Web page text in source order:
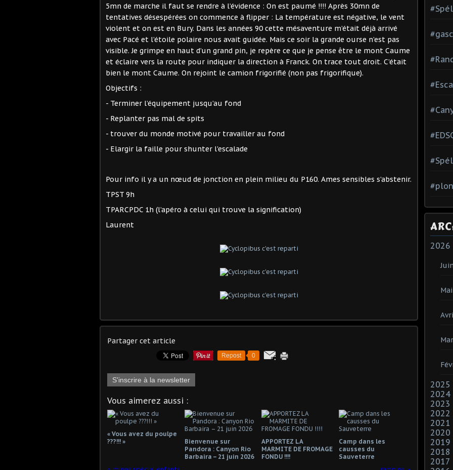
5mn de marche il faut se rendre à l’évidence : On est paumé !!!! Après 30mn de
tentatives désespérées on commence à flipper : La température est négative, le vent
violent et on est en Bury. Dans les années 90 cette mésaventure m’était déjà arrivé
avec Pacé et l’étoile polaire nous avait guidée. Mais ce soir la grande ourse n’est pas
visible. Je grimpe en haut d’un grand pin, je repère ce que je pense être le mont Caume
et éclaire vers la route pour indiquer la direction à Franck. On trace tout droit. C’était
bien le mont Caume. On rejoint le camion frigorifié (non pas frigorifique).
Objectifs :
- Terminer l’équipement jusqu’au fond
- Replanter pas mal de spits
- trouver du monde motivé pour travailler au fond
- Elargir la faille pour shunter l'escalade
Pour info il y a un nœud de jonction en plein milieu du P160. Ames sensibles s’abstenir.
TPST 9h
TPARCPDC 1h (l’apéro à celui qui trouve la signification)
Laurent
Partager cet article
Repost 0
S'inscrire à la newsletter
Vous aimerez aussi :
« Vous avez du poulpe
???!!! »
Bienvenue sur
Pandora : Canyon Rio
Barbaira – 21 juin 2026
APPORTEZ LA
MARMITE DE FROMAGE
FONDU !!!!
Camp dans les
causses du
Sauveterre
2026
Mai
2025
2024
2023
2022
2021
2020
2019
2018
2017